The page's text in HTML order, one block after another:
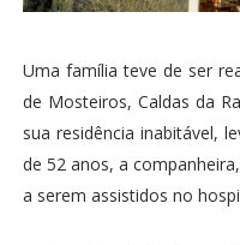
Uma família teve de ser
de Mosteiros, Caldas da
sua residência inabitável,
de 52 anos, a
a serem assistidos no